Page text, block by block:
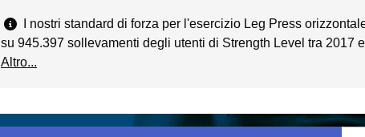
I nostri standard di forza per l'esercizio Leg Press
su 945.397 sollevamenti degli utenti di Strength Level tra 2017
Altro...